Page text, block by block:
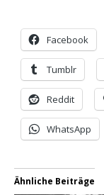
Facebook
Tumblr
Reddit
WhatsApp
Ähnliche Beiträge